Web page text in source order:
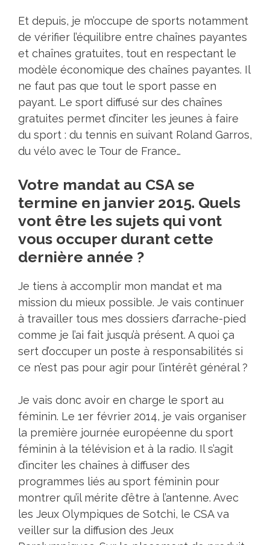
Et depuis, je m’occupe de sports notamment
de vérifier l’équilibre entre chaînes payantes
et chaînes gratuites, tout en respectant le
modèle économique des chaînes payantes. Il
ne faut pas que tout le sport passe en
payant. Le sport diffusé sur des chaînes
gratuites permet d’inciter les jeunes à faire
du sport : du tennis en suivant Roland Garros,
du vélo avec le Tour de France…
Votre mandat au CSA se
termine en janvier 2015. Quels
vont être les sujets qui vont
vous occuper durant cette
dernière année ?
Je tiens à accomplir mon mandat et ma
mission du mieux possible. Je vais continuer
à travailler tous mes dossiers d’arrache-pied
comme je l’ai fait jusqu’à présent. A quoi ça
sert d’occuper un poste à responsabilités si
ce n’est pas pour agir pour l’intérêt général ?
Je vais donc avoir en charge le sport au
féminin. Le 1er février 2014, je vais organiser
la première journée européenne du sport
féminin à la télévision et à la radio. Il s’agit
d’inciter les chaînes à diffuser des
programmes liés au sport féminin pour
montrer qu’il mérite d’être à l’antenne. Avec
les Jeux Olympiques de Sotchi, le CSA va
veiller sur la diffusion des Jeux